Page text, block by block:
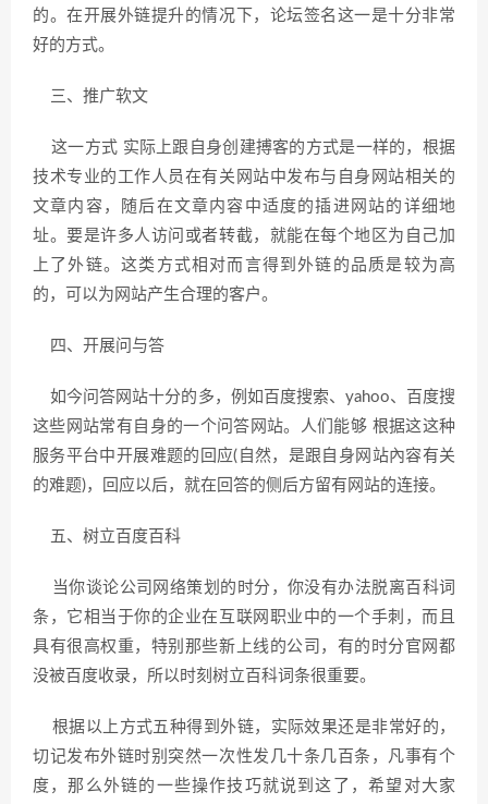
的。在开展外链提升的情况下，论坛签名这一是十分非常
好的方式。
三、推广软文
这一方式 实际上跟自身创建搏客的方式是一样的，根据
技术专业的工作人员在有关网站中发布与自身网站相关的
文章内容，随后在文章内容中适度的插进网站的详细地
址。要是许多人访问或者转截，就能在每个地区为自己加
上了外链。这类方式相对而言得到外链的品质是较为高
的，可以为网站产生合理的客户。
四、开展问与答
如今问答网站十分的多，例如百度搜索、yahoo、百度搜
这些网站常有自身的一个问答网站。人们能够 根据这这种
服务平台中开展难题的回应(自然，是跟自身网站內容有关
的难题)，回应以后，就在回答的侧后方留有网站的连接。
五、树立百度百科
当你谈论公司网络策划的时分，你没有办法脱离百科词
条，它相当于你的企业在互联网职业中的一个手刺，而且
具有很高权重，特别那些新上线的公司，有的时分官网都
没被百度收录，所以时刻树立百科词条很重要。
根据以上方式五种得到外链，实际效果还是非常好的，
切记发布外链时别突然一次性发几十条几百条，凡事有个
度，那么外链的一些操作技巧就说到这了，希望对大家